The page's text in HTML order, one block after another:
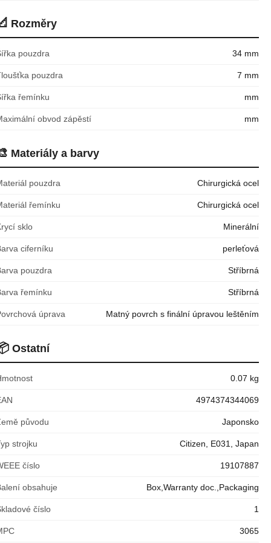
Rozměry
pouzdra 34 mm
pouzdra 7 mm
řemínku mm
obvod zápěstí mm
Materiály a barvy
pouzdra Chirurgická ocel
řemínku Chirurgická ocel
sklo Minerální
ciferníku perleťová
pouzdra Stříbrná
řemínku Stříbrná
úprava Matný povrch s finální úpravou leštěním
Ostatní
0.07 kg
4974374344069
původu Japonsko
strojku Citizen, E031, Japan
číslo 19107887
obsahuje Box,Warranty doc.,Packaging
číslo 1
3065